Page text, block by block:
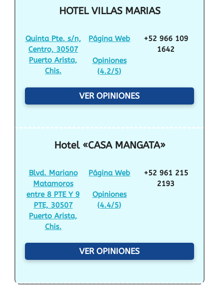
HOTEL VILLAS MARIAS
Quinta Pte. s/n,
Centro, 30507
Puerto Arista,
Chis.
Página Web
Opiniones
(4.2/5)
+52 966 109
1642
VER OPINIONES
Hotel «CASA MANGATA»
Blvd. Mariano
Matamoros
entre 8 PTE Y 9
PTE, 30507
Puerto Arista,
Chis.
Página Web
Opiniones
(4.4/5)
+52 961 215
2193
VER OPINIONES